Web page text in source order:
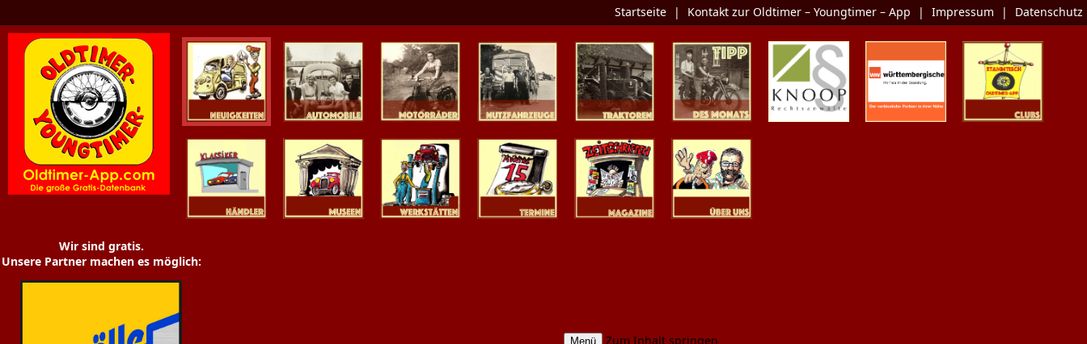
Startseite | Kontakt zur Oldtimer – Youngtimer – App | Impressum | Datenschutz
Youngtimer
Wir sind gratis.
Unsere Partner machen es möglich:
Menü Zum Inhalt springen